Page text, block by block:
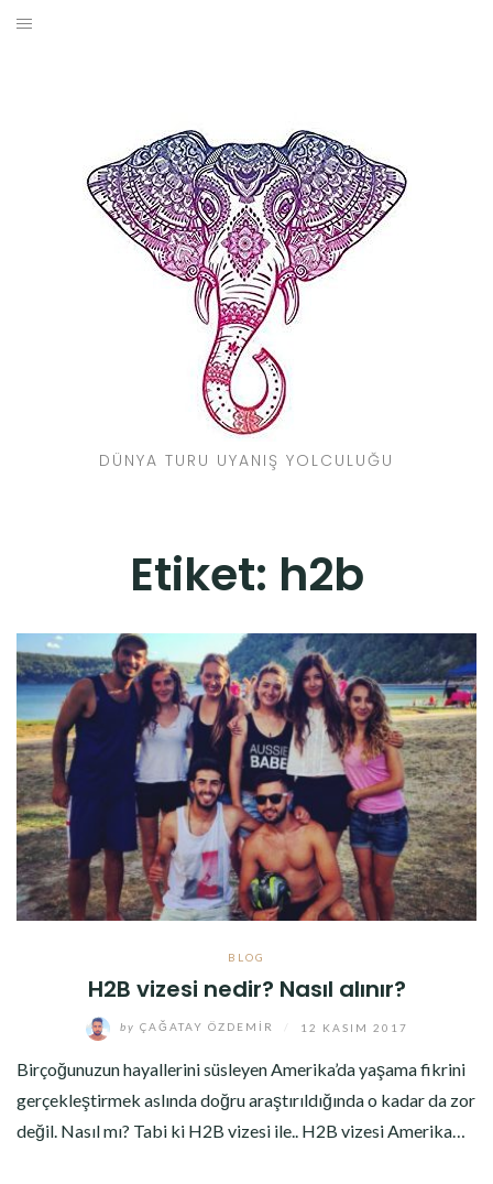
Skip
DÜNYA TURU UYANIŞ YOLCULUĞU
Etiket: h2b
BLOG
H2B vizesi nedir? Nasıl alınır?
by ÇAĞATAY ÖZDEMIR 12 KASIM 2017
Birçoğunuzun hayallerini süsleyen Amerika’da yaşama fikrini
gerçekleştirmek aslında doğru araştırıldığında o kadar da zor
değil. Nasıl mı? Tabi ki H2B vizesi ile.. H2B vizesi Amerika…
SEYAHAT REHBERI